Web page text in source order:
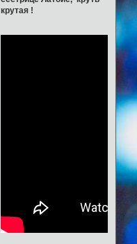
крутая !